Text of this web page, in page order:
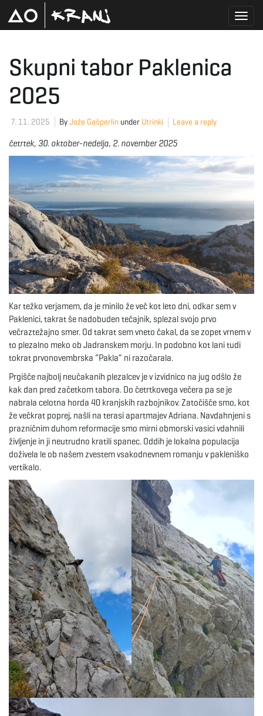
l
e
n
a
t
i
Skupni tabor Paklenica
2025
7. 11. 2025 ByJože Gašperlin under Utrinki Leave a reply
četrtek, 30. oktober-nedelja, 2. november 2025
Kar težko verjamem, da je minilo že več kot leto dni, odkar sem v
Paklenici, takrat še nadobuden tečajnik, splezal svojo prvo
večraztežajno smer. Od takrat sem vneto čakal, da se zopet vrnem v
to plezalno meko ob Jadranskem morju. In podobno kot lani tudi
tokrat prvonovembrska “Pakla” ni razočarala.
Prgišče najbolj neučakanih plezalcev je v izvidnico na jug odšlo že
kak dan pred začetkom tabora. Do četrtkovega večera pa se je
nabrala celotna horda 40 kranjskih razbojnikov. Zatočišče smo, kot
že večkrat poprej, našli na terasi apartmajev Adriana. Navdahnjeni s
prazničnim duhom reformacije smo mirni obmorski vasici vdahnili
življenje in ji neutrudno kratili spanec. Oddih je lokalna populacija
doživela le ob našem zvestem vsakodnevnem romanju v pakleniško
vertikalo.